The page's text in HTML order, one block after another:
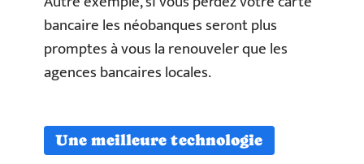
bancaire les néobanques seront plus
promptes à vous la renouveler que les
agences bancaires locales.
Une meilleure technologie